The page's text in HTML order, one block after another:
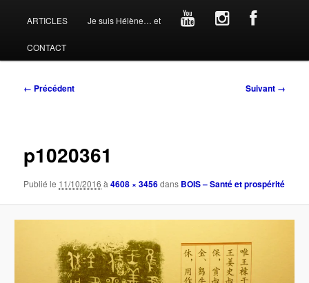
ARTICLES Je suis Hélène… et
CONTACT
Navigation
← Précédent Suivant →
p1020361
Publié le 11/10/2016 à4608 × 3456dans BOIS – Santé et prospérité